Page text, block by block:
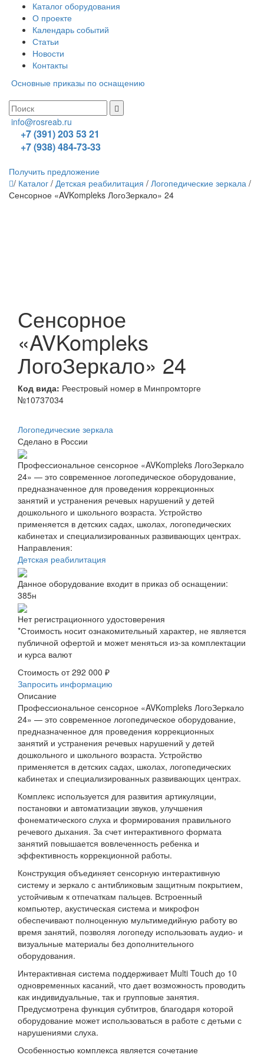
Каталог оборудования
О проекте
Календарь событий
Статьи
Новости
Контакты
Основные приказы по оснащению
info@rosreab.ru
+7 (391) 203 53 21
+7 (938) 484-73-33
Получить предложение
/ Каталог / Детская реабилитация / Логопедические зеркала /
Сенсорное «AVKompleks ЛогоЗеркало» 24
Сенсорное
«AVKompleks
ЛогоЗеркало» 24
Код вида: Реестровый номер в Минпромторге
№10737034
Логопедические зеркала
Сделано в России
Профессиональное сенсорное «AVKompleks ЛогоЗеркало
24» — это современное логопедическое оборудование,
предназначенное для проведения коррекционных
занятий и устранения речевых нарушений у детей
дошкольного и школьного возраста. Устройство
применяется в детских садах, школах, логопедических
кабинетах и специализированных развивающих центрах.
Направления:
Детская реабилитация
Данное оборудование входит в приказ об оснащении:
385н
Нет регистрационного удостоверения
*Стоимость носит ознакомительный характер, не является
публичной офертой и может меняться из-за комплектации
и курса валют
Стоимость от292 000 ₽
Запросить информацию
Описание
Профессиональное сенсорное «AVKompleks ЛогоЗеркало
24» — это современное логопедическое оборудование,
предназначенное для проведения коррекционных
занятий и устранения речевых нарушений у детей
дошкольного и школьного возраста. Устройство
применяется в детских садах, школах, логопедических
кабинетах и специализированных развивающих центрах.
Комплекс используется для развития артикуляции,
постановки и автоматизации звуков, улучшения
фонематического слуха и формирования правильного
речевого дыхания. За счет интерактивного формата
занятий повышается вовлеченность ребенка и
эффективность коррекционной работы.
Конструкция объединяет сенсорную интерактивную
систему и зеркало с антибликовым защитным покрытием,
устойчивым к отпечаткам пальцев. Встроенный
компьютер, акустическая система и микрофон
обеспечивают полноценную мультимедийную работу во
время занятий, позволяя логопеду использовать аудио- и
визуальные материалы без дополнительного
оборудования.
Интерактивная система поддерживает Multi Touch до 10
одновременных касаний, что дает возможность проводить
как индивидуальные, так и групповые занятия.
Предусмотрена функция субтитров, благодаря которой
оборудование может использоваться в работе с детьми с
нарушениями слуха.
Особенностью комплекса является сочетание